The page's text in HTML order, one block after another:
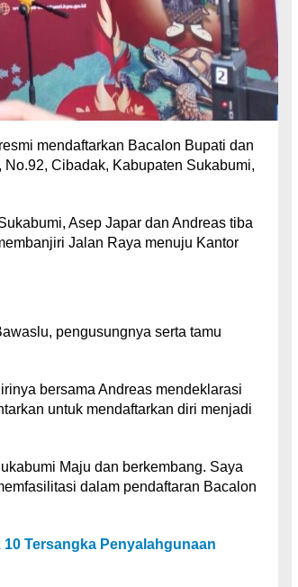
mendaftarkan Bacalon Bupati dan
Cibadak, Kabupaten Sukabumi,
Asep Japar dan Andreas tiba
Jalan Raya menuju Kantor
pengusungnya serta tamu
bersama Andreas mendeklarasi
untuk mendaftarkan diri menjadi
Maju dan berkembang. Saya
dalam pendaftaran Bacalon
Tersangka Penyalahgunaan